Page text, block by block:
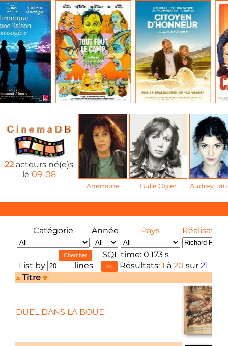
22acteurs né(e)s
le 09-08
Anemone Bulle Ogier Audrey
Catégorie Année Pays Réalisateur
SQL time: 0.173 s
List by
lines Résultats: 1 à 20 sur 21
Titre
DUEL DANS LA BOUE